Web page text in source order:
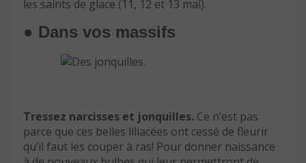
les saints de glace (11, 12 et 13 mai).
● Dans vos massifs
Tressez narcisses et jonquilles. Ce n’est pas
parce que ces belles liliacées ont cessé de fleurir
qu’il faut les couper à ras! Pour donner naissance